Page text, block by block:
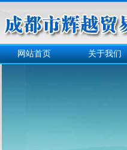
网站首页 关于我们